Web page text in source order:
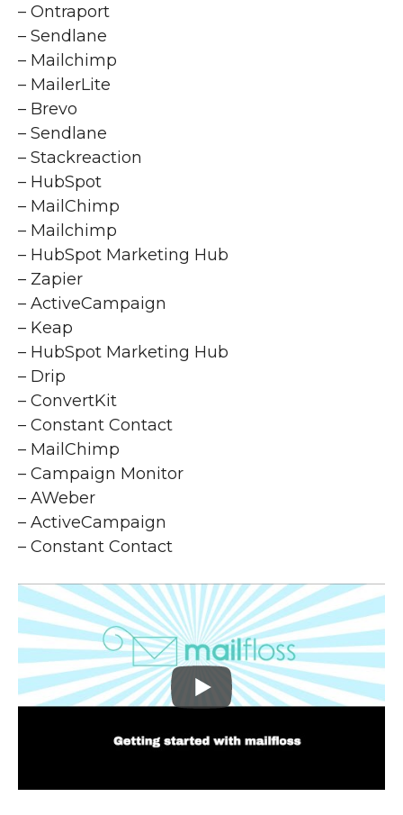
– Ontraport
– Sendlane
– Mailchimp
– MailerLite
– Brevo
– Sendlane
– Stackreaction
– HubSpot
– MailChimp
– Mailchimp
– HubSpot Marketing Hub
– Zapier
– ActiveCampaign
– Keap
– HubSpot Marketing Hub
– Drip
– ConvertKit
– Constant Contact
– MailChimp
– Campaign Monitor
– AWeber
– ActiveCampaign
– Constant Contact